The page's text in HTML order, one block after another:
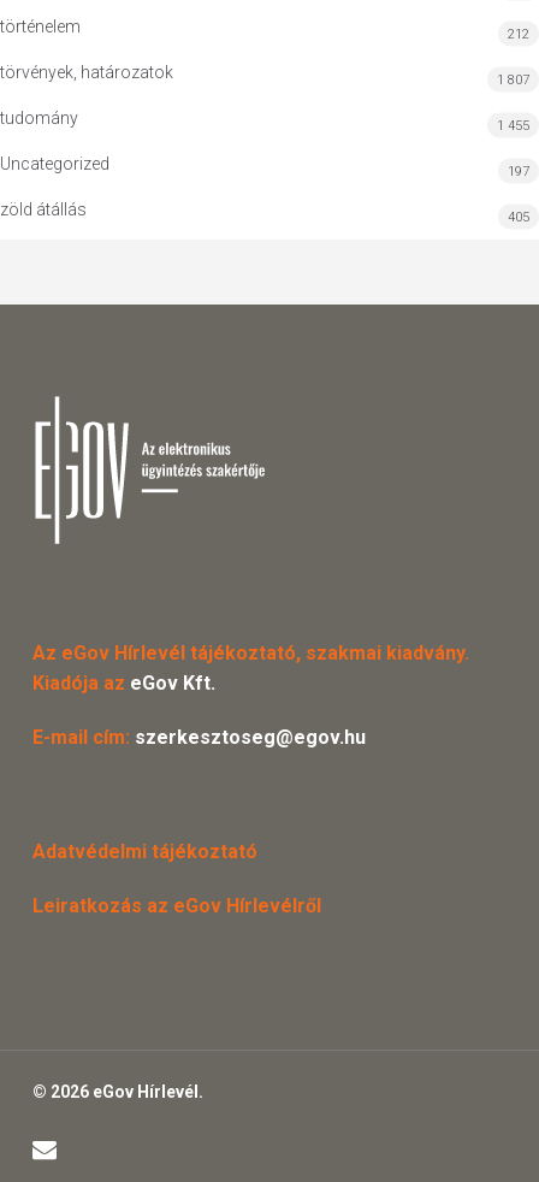
történelem 212
törvények, határozatok 1 807
tudomány 1 455
Uncategorized 197
zöld átállás 405
Az eGov Hírlevél tájékoztató, szakmai kiadvány.
Kiadója az eGov Kft.
E-mail cím: szerkesztoseg@egov.hu
Adatvédelmi tájékoztató
Leiratkozás az eGov Hírlevélről
© 2026 eGov Hírlevél.
email